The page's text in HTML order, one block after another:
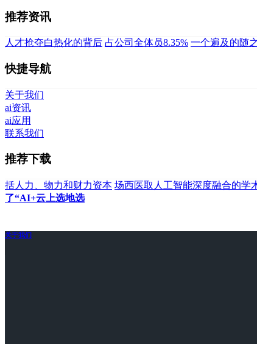
推荐资讯
人才抢夺白热化的背后 占公司全体员8.35% 一个遍及的随
快捷导航
关于我们
ai资讯
ai应用
联系我们
推荐下载
括人力、物力和财力资本 场西医取人工智能深度融合的学
了“AI+云上选地选
关于我们